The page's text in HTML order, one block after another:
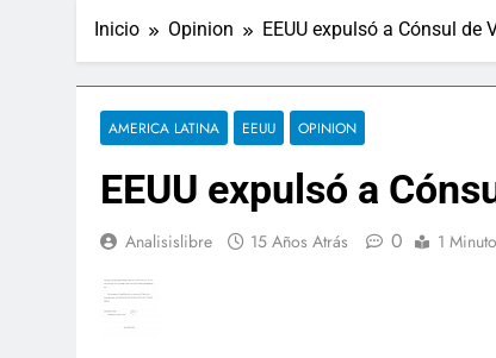
Inicio Opinion EEUU expulsó a Cónsul de
AMERICA LATINA EEUU OPINION
EEUU expulsó a
Analisislibre 15 Años Atrás 0 1